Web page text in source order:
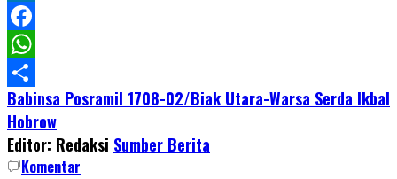
LinkedIn
Facebook
WhatsApp
Share
Babinsa Posramil 1708-02/Biak Utara-Warsa Serda Ikbal
Hobrow
Editor: Redaksi Sumber Berita
Komentar